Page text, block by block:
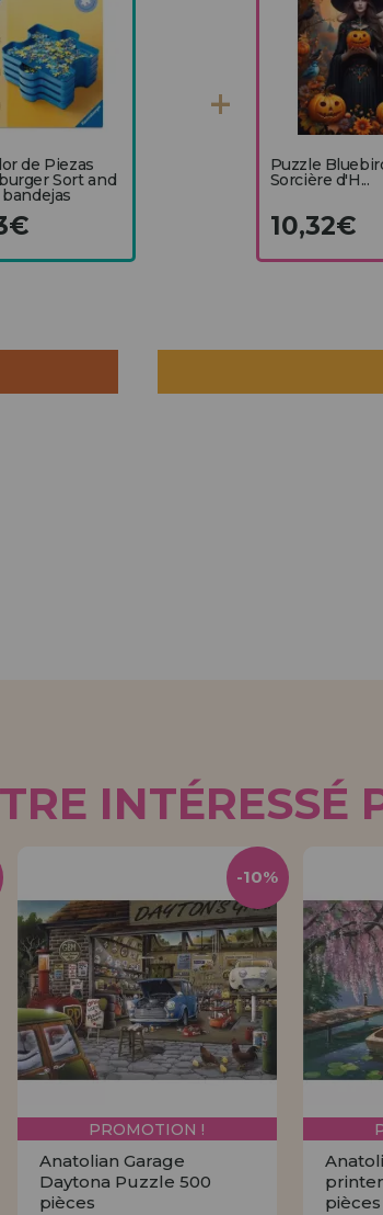
de Piezas
Sort and
Puzzle
Sorcière d'H...
10,32€
INTÉRESSÉ
PROMOTION !
Anatolian Garage
Daytona Puzzle 500
pièces
-10%
pièces